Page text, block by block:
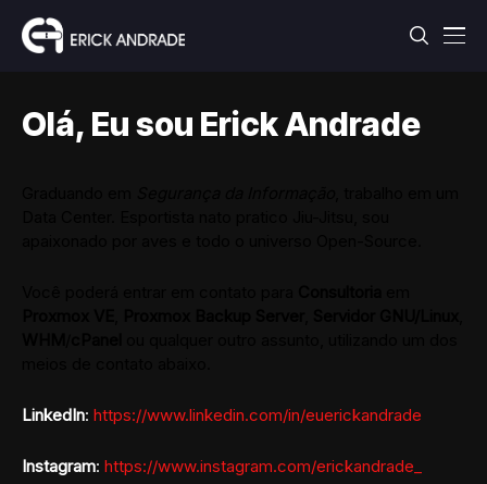
Olá, Eu sou Erick Andrade
LinkedIn: https://www.linkedin.com/in/euerickandrade
Instagram: https://www.instagram.com/erickandrade_